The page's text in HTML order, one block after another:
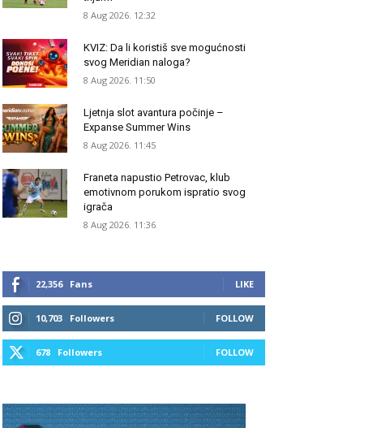
8 Aug 2026. 12:32
KVIZ: Da li koristiš sve mogućnosti
svog Meridian naloga?
8 Aug 2026. 11:50
Ljetnja slot avantura počinje –
Expanse Summer Wins
8 Aug 2026. 11:45
Franeta napustio Petrovac, klub
emotivnom porukom ispratio svog
igrača
8 Aug 2026. 11:36
22,356 Fans LIKE
10,703 Followers FOLLOW
678 Followers FOLLOW